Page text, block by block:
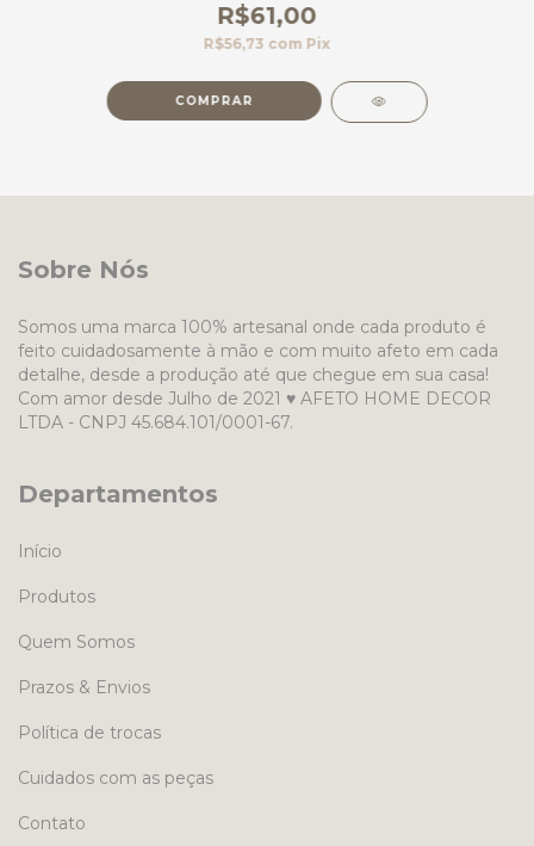
R$61,00
R$56,73 com Pix
Sobre Nós
Somos uma marca 100% artesanal onde cada produto é
feito cuidadosamente à mão e com muito afeto em cada
detalhe, desde a produção até que chegue em sua casa!
Com amor desde Julho de 2021 ♥ AFETO HOME DECOR
LTDA - CNPJ 45.684.101/0001-67.
Departamentos
Início
Produtos
Quem Somos
Prazos & Envios
Política de trocas
Cuidados com as peças
Contato